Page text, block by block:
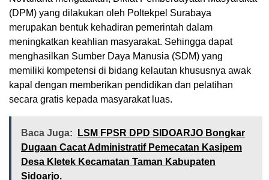
(DPM) yang dilakukan oleh Poltekpel Surabaya
merupakan bentuk kehadiran pemerintah dalam
meningkatkan keahlian masyarakat. Sehingga dapat
menghasilkan Sumber Daya Manusia (SDM) yang
memiliki kompetensi di bidang kelautan khususnya awak
kapal dengan memberikan pendidikan dan pelatihan
secara gratis kepada masyarakat luas.
Baca Juga:
LSM FPSR DPD SIDOARJO Bongkar
Dugaan Cacat Administratif Pemecatan Kasipem
Desa Kletek Kecamatan Taman Kabupaten
Sidoarjo.